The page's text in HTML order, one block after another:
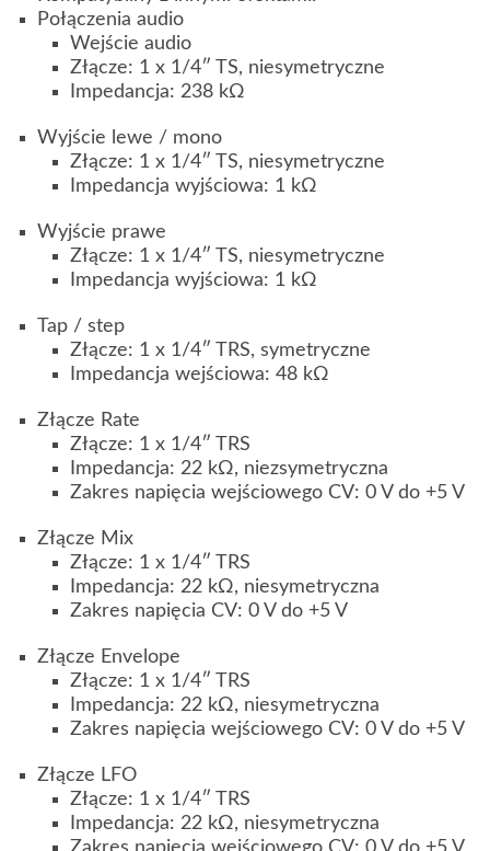
Połączenia audio
Wejście audio
Złącze: 1 x 1/4″ TS, niesymetryczne
Impedancja: 238 kΩ
Wyjście lewe / mono
Złącze: 1 x 1/4″ TS, niesymetryczne
Impedancja wyjściowa: 1 kΩ
Wyjście prawe
Złącze: 1 x 1/4″ TS, niesymetryczne
Impedancja wyjściowa: 1 kΩ
Tap / step
Złącze: 1 x 1/4″ TRS, symetryczne
Impedancja wejściowa: 48 kΩ
Złącze Rate
Złącze: 1 x 1/4″ TRS
Impedancja: 22 kΩ, niezsymetryczna
Zakres napięcia wejściowego CV: 0 V do +5 V
Złącze Mix
Złącze: 1 x 1/4″ TRS
Impedancja: 22 kΩ, niesymetryczna
Zakres napięcia CV: 0 V do +5 V
Złącze Envelope
Złącze: 1 x 1/4″ TRS
Impedancja: 22 kΩ, niesymetryczna
Zakres napięcia wejściowego CV: 0 V do +5 V
Złącze LFO
Złącze: 1 x 1/4″ TRS
Impedancja: 22 kΩ, niesymetryczna